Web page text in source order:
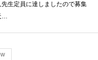
定員に達しましたので募集
…